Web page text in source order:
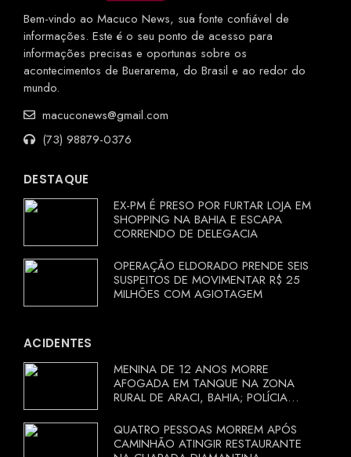
Bem-vindo ao Macuco News, sua fonte confiável de
informações. Este é o seu ponto de acesso para
informações precisas e oportunas sobre os
acontecimentos de Buerarema, do Brasil e ao redor do
mundo.
macuconews@gmail.com
(73) 98879-0376
DESTAQUE
EX-PM É PRESO POR FURTAR LOJA EM
SHOPPING NA BAHIA E ESCAPA
CORRENDO DE DELEGACIA
OPERAÇÃO ELDORADO PRENDE SEIS
SUSPEITOS DE MOVIMENTAR R$ 25
MILHÕES COM AGIOTAGEM
ACIDENTES
MENINA DE 12 ANOS MORRE
AFOGADA EM TANQUE NA ZONA
RURAL DE ARACI, BAHIA; POLÍCIA
QUATRO PESSOAS MORREM APÓS
CAMINHÃO ATINGIR RESTAURANTE